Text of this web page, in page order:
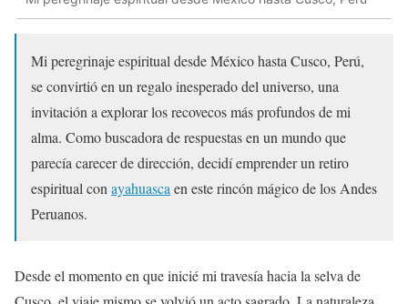
Mi peregrinaje espiritual desde México hasta Cusco, Perú,
se convirtió en un regalo inesperado del universo, una
invitación a explorar los recovecos más profundos de mi
alma. Como buscadora de respuestas en un mundo que
parecía carecer de dirección, decidí emprender un retiro
espiritual con ayahuasca en este rincón mágico de los Andes
Peruanos.
Desde el momento en que inicié mi travesía hacia la selva de